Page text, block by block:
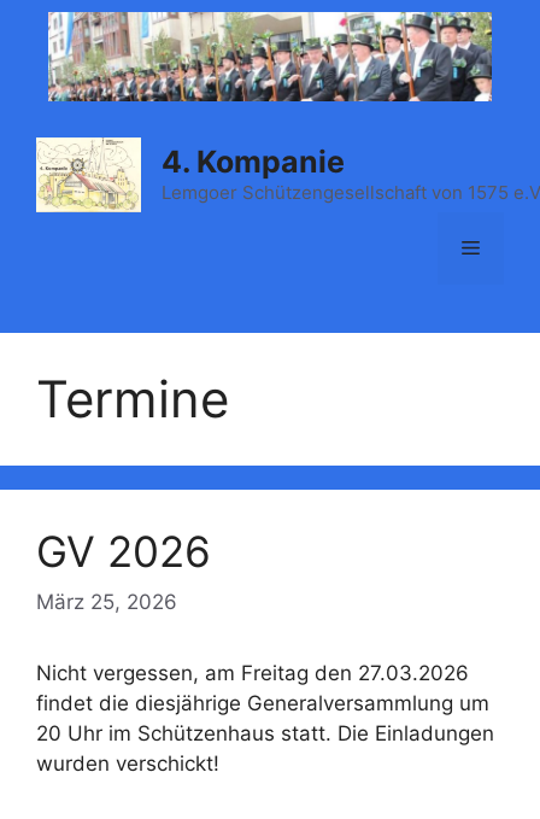
Inhalt
springen
4. Kompanie
Lemgoer Schützengesellschaft von 1575
Menü
Termine
GV 2026
März 25, 2026
Nicht vergessen, am Freitag den 27.03.2026
findet die diesjährige Generalversammlung um
20 Uhr im Schützenhaus statt. Die Einladungen
wurden verschickt!